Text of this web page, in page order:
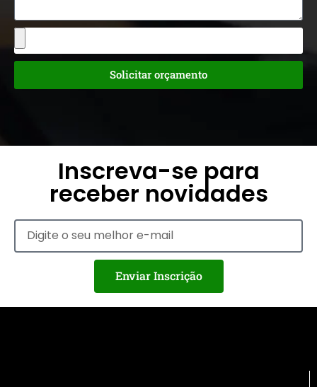
Solicitar orçamento
Inscreva-se para
receber novidades
Enviar Inscrição